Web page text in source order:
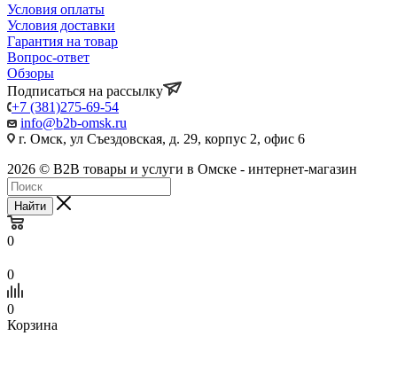
Условия оплаты
Условия доставки
Гарантия на товар
Вопрос-ответ
Обзоры
Подписаться на рассылку
+7 (381)275-69-54
info@b2b-omsk.ru
г. Омск, ул Съездовская, д. 29, корпус 2, офис 6
2026 © B2B товары и услуги в Омске - интернет-магазин
Найти
0
0
0
Корзина